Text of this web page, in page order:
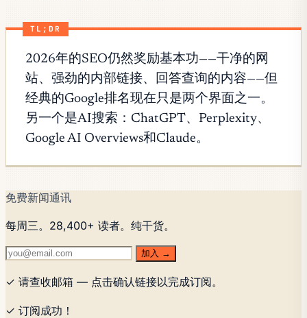
TL;DR
2026年的SEO仍然奖励基本功——干净的网
站、强劲的内部链接、回答查询的内容——但
经典的Google排名现在只是两个界面之一。
另一个是AI搜索：ChatGPT、Perplexity、
Google AI Overviews和Claude。
免费新闻通讯
每周三。28,400+ 读者。纯干货。
加入 →
✓ 请查收邮箱 — 点击确认链接以完成订阅。
✓ 订阅成功！